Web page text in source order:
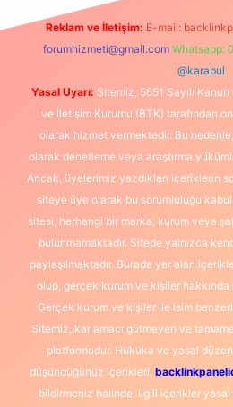
Reklam ve İletişim: E-mail:
forumhizmeti@gmail.com Whatsapp:
@karabul
Yasal Uyarı: Sitemiz, 5651 Sayılı
ve İletişim Kurumu (BTK) tarafından
olarak hizmet vermektedir. Bu
olarak denetleme veya araştırma
Ancak, üyelerimiz yazdıkları içeriklerin
siteye üye olarak bu sorumluluğu kabul
sitesi, herhangi bir marka, kurum veya
bulunmamaktadır. Sitede yalnızca
paylaşılmaktadır. Burada yer alan
olup, gerçek kurum ve kişiler hakkında
Gerçek kurum ve kişiler ile isim
Sitemiz, kar amacı gütmeyen ve
platformudur. Hukuka ve yasal
düşündüğünüz içerikleri,
bildirmeniz halinde, ilgili içerikler